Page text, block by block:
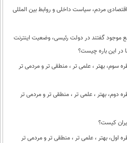
، وضعیت اقتصادی مردم، سیاست داخلی و روابط بین المللی
موجود گفتند در دولت رئیسی، وضعیت اینترنت
این باره چیست؟
سوم، بهتر ، علمی تر ، منطقی تر و مردمی تر
دوم، بهتر ، علمی تر ، منطقی تر و مردمی تر
کیست؟
اول، بهتر ، علمی تر ، منطقی تر و مردمی تر